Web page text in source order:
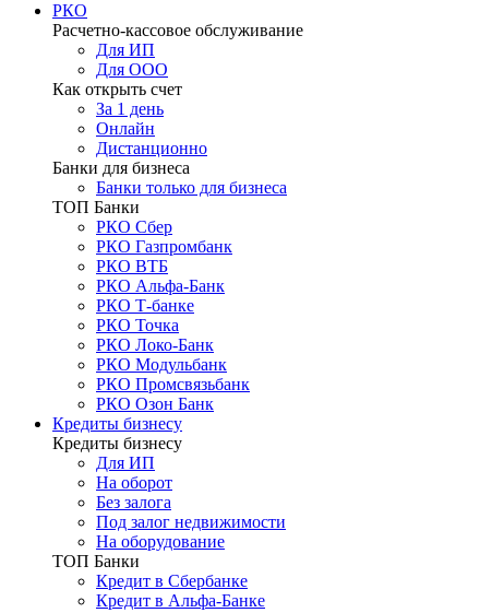
РКО
Расчетно-кассовое обслуживание
Для ИП
Для ООО
Как открыть счет
За 1 день
Онлайн
Дистанционно
Банки для бизнеса
Банки только для бизнеса
ТОП Банки
РКО Сбер
РКО Газпромбанк
РКО ВТБ
РКО Альфа-Банк
РКО Т-банке
РКО Точка
РКО Локо-Банк
РКО Модульбанк
РКО Промсвязьбанк
РКО Озон Банк
Кредиты бизнесу
Кредиты бизнесу
Для ИП
На оборот
Без залога
Под залог недвижимости
На оборудование
ТОП Банки
Кредит в Сбербанке
Кредит в Альфа-Банке